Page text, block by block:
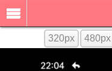
320px 480px